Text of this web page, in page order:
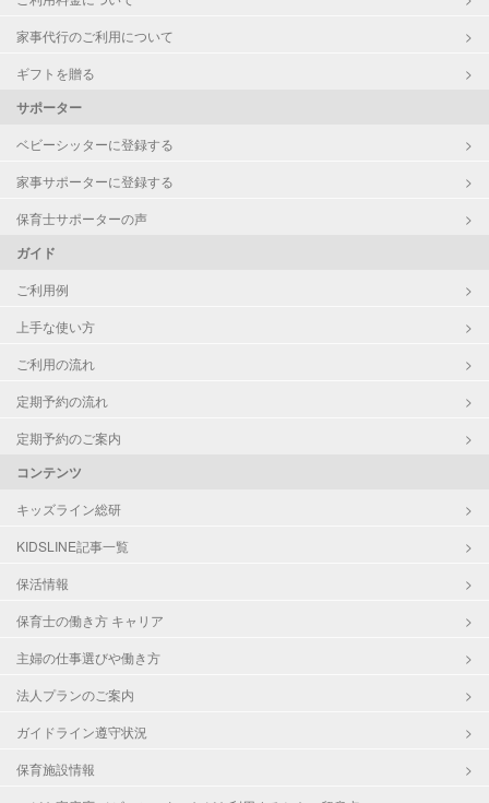
家事代行のご利用について
ギフトを贈る
サポーター
ベビーシッターに登録する
家事サポーターに登録する
保育士サポーターの声
ガイド
ご利用例
上手な使い方
ご利用の流れ
定期予約の流れ
定期予約のご案内
コンテンツ
キッズライン総研
KIDSLINE記事一覧
保活情報
保育士の働き方 キャリア
主婦の仕事選びや働き方
法人プランのご案内
ガイドライン遵守状況
保育施設情報